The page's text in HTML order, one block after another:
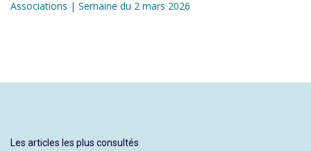
Associations | Semaine du 2 mars 2026
Les articles les plus consultés